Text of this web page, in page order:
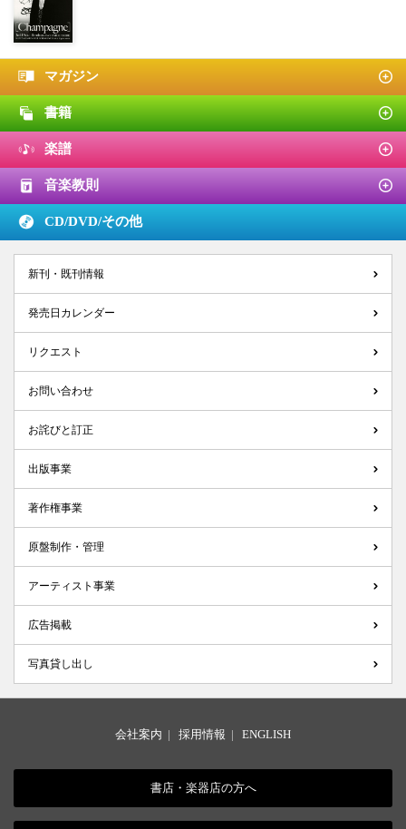
マガジン
書籍
楽譜
音楽教則
CD/DVD/その他
新刊・既刊情報
発売日カレンダー
リクエスト
お問い合わせ
お詫びと訂正
出版事業
著作権事業
原盤制作・管理
アーティスト事業
広告掲載
写真貸し出し
会社案内 | 採用情報 | ENGLISH
書店・楽器店の方へ